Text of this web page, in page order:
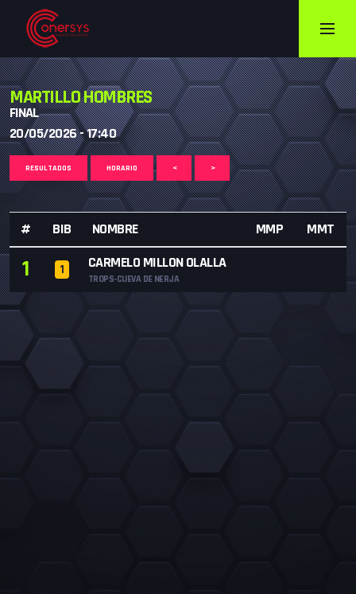
MARTILLO HOMBRES
FINAL
20/05/2026 - 17:40
RESULTADOS HORARIO < >
# BIB NOMBRE MMP MMT
1 1 CARMELO MILLON OLALLA
TROPS-CUEVA DE NERJA